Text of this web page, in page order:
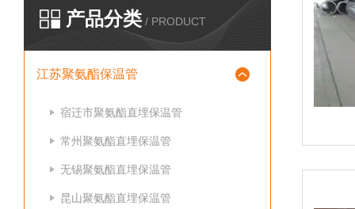
产品分类 / PRODUCT
江苏聚氨酯保温管
宿迁市聚氨酯直埋保温管
常州聚氨酯直埋保温管
无锡聚氨酯直埋保温管
昆山聚氨酯直埋保温管